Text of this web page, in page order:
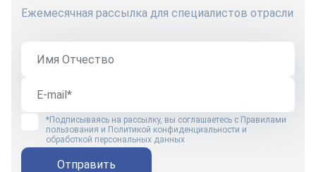
Ежемесячная рассылка для специалистов отрасли
*Подписываясь на рассылку, вы соглашаетесь с Правилами
пользования и Политикой конфиденциальности и
обработкой персональных данных
Отправить